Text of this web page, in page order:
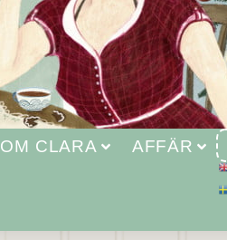
OM CLARA AFFÄR